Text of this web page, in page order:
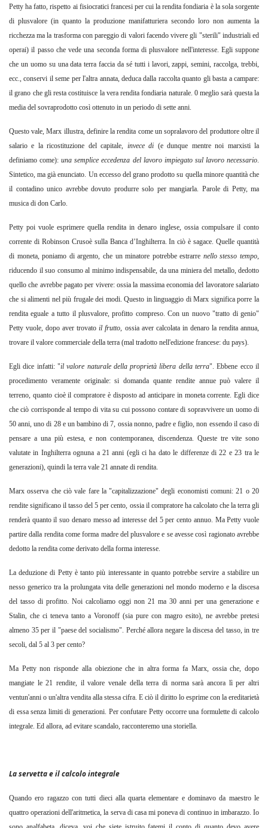
Petty ha fatto, rispetto ai fisiocratici francesi per cui la rendita fondiaria è la sola sorgente
di plusvalore (in quanto la produzione manifatturiera secondo loro non aumenta la
ricchezza ma la trasforma con pareggio di valori facendo vivere gli "sterili" industriali ed
operai) il passo che vede una seconda forma di plusvalore nell'interesse. Egli suppone
che un uomo su una data terra faccia da sé tutti i lavori, zappi, semini, raccolga, trebbi,
ecc., conservi il seme per l'altra annata, deduca dalla raccolta quanto gli basta a campare:
il grano che gli resta costituisce la vera rendita fondiaria naturale. 0 meglio sarà questa la
media del sovraprodotto così ottenuto in un periodo di sette anni.
Questo vale, Marx illustra, definire la rendita come un sopralavoro del produttore oltre il
salario e la ricostituzione del capitale, invece di (e dunque mentre noi marxisti la
definiamo come):una semplice eccedenza del lavoro impiegato sul lavoro necessario.
Sintetico, ma già enunciato. Un eccesso del grano prodotto su quella minore quantità che
il contadino unico avrebbe dovuto produrre solo per mangiarla. Parole di Petty, ma
musica di don Carlo.
Petty poi vuole esprimere quella rendita in denaro inglese, ossia compulsare il conto
corrente di Robinson Crusoè sulla Banca d’Inghilterra. In ciò è sagace. Quelle quantità
di moneta, poniamo di argento, che un minatore potrebbe estrarre nello stesso tempo,
riducendo il suo consumo al minimo indispensabile, da una miniera del metallo, dedotto
quello che avrebbe pagato per vivere: ossia la massima economia del lavoratore salariato
che si alimenti nel più frugale dei modi. Questo in linguaggio di Marx significa porre la
rendita eguale a tutto il plusvalore, profitto compreso. Con un nuovo "tratto di genio"
Petty vuole, dopo aver trovatoil frutto, ossia aver calcolata in denaro la rendita annua,
trovare il valore commerciale della terra (mal tradotto nell'edizione francese: du pays).
Egli dice infatti: "il valore naturale della proprietà libera della terra". Ebbene ecco il
procedimento veramente originale: si domanda quante rendite annue può valere il
terreno, quanto cioè il compratore è disposto ad anticipare in moneta corrente. Egli dice
che ciò corrisponde al tempo di vita su cui possono contare di sopravvivere un uomo di
50 anni, uno di 28 e un bambino di 7, ossia nonno, padre e figlio, non essendo il caso di
pensare a una più estesa, e non contemporanea, discendenza. Queste tre vite sono
valutate in Inghilterra ognuna a 21 anni (egli ci ha dato le differenze di 22 e 23 tra le
generazioni), quindi la terra vale 21 annate di rendita.
Marx osserva che ciò vale fare la "capitalizzazione" degli economisti comuni: 21 o 20
rendite significano il tasso del 5 per cento, ossia il compratore ha calcolato che la terra gli
renderà quanto il suo denaro messo ad interesse del 5 per cento annuo. Ma Petty vuole
partire dalla rendita come forma madre del plusvalore e se avesse così ragionato avrebbe
dedotto la rendita come derivato della forma interesse.
La deduzione di Petty è tanto più interessante in quanto potrebbe servire a stabilire un
nesso generico tra la prolungata vita delle generazioni nel mondo moderno e la discesa
del tasso di profitto. Noi calcoliamo oggi non 21 ma 30 anni per una generazione e
Stalin, che ci teneva tanto a Voronoff (sia pure con magro esito), ne avrebbe pretesi
almeno 35 per il "paese del socialismo". Perché allora negare la discesa del tasso, in tre
secoli, dal 5 al 3 per cento?
Ma Petty non risponde alla obiezione che in altra forma fa Marx, ossia che, dopo
mangiate le 21 rendite, il valore venale della terra di norma sarà ancora lì per altri
ventun'anni o un'altra vendita alla stessa cifra. E ciò il diritto lo esprime con la ereditarietà
di essa senza limiti di generazioni. Per confutare Petty occorre una formulette di calcolo
integrale. Ed allora, ad evitare scandalo, racconteremo una storiella.
La servetta e il calcolo integrale
Quando ero ragazzo con tutti dieci alla quarta elementare e dominavo da maestro le
quattro operazioni dell'aritmetica, la serva di casa mi poneva di continuo in imbarazzo. Io